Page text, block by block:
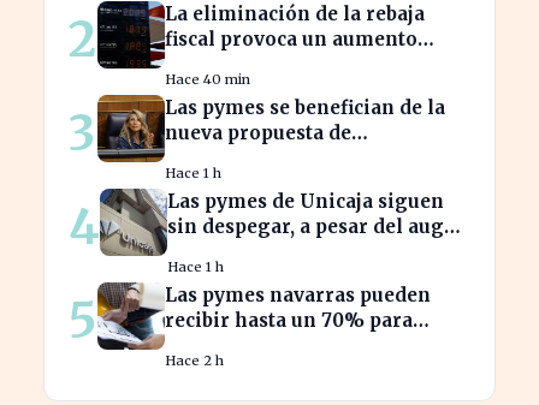
2
La eliminación de la rebaja
fiscal provoca un aumento
carburante este verano
Hace 40 min
3
Las pymes se benefician de la
nueva propuesta de
Hace 1 h
4
Las pymes de Unicaja siguen
sin despegar, a pesar del auge
Hace 1 h
5
Las pymes navarras pueden
recibir hasta un 70% para
procesos
Hace 2 h